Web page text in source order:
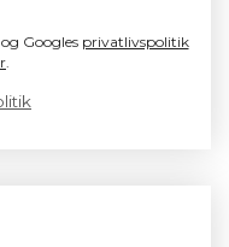
Googles privatlivspolitik
.